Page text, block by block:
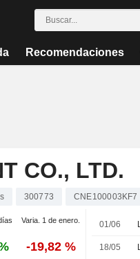
Recomendaciones
CO., LTD.
300773 CNE100003KF7
Varia. 1 de enero.
-19,82 %
01/06
18/05